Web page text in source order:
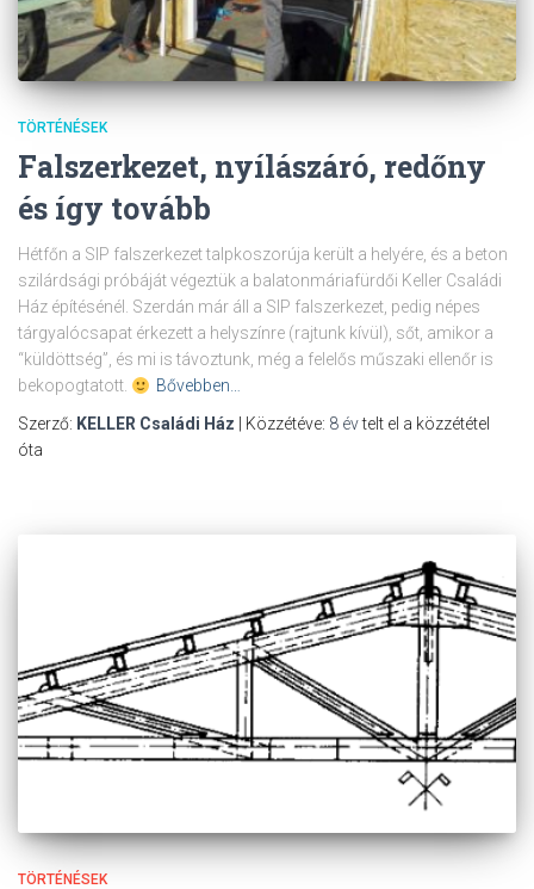
TÖRTÉNÉSEK
Falszerkezet, nyílászáró, redőny
és így tovább
Hétfőn a SIP falszerkezet talpkoszorúja került a helyére, és a beton
szilárdsági próbáját végeztük a balatonmáriafürdői Keller Családi
Ház építésénél. Szerdán már áll a SIP falszerkezet, pedig népes
tárgyalócsapat érkezett a helyszínre (rajtunk kívül), sőt, amikor a
“küldöttség”, és mi is távoztunk, még a felelős műszaki ellenőr is
bekopogtatott.
Bővebben…
Szerző: KELLER Családi Ház | Közzétéve: 8 évtelt el a közzététel
óta
TÖRTÉNÉSEK